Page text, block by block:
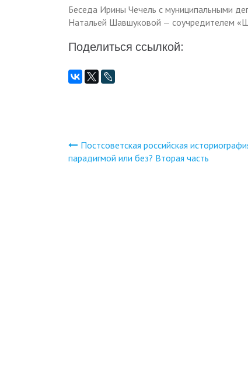
Беседа Ирины Чечель с муниципальными
Натальей Шавшуковой — соучредителем
Поделиться ссылкой:
Навигация
Постсоветская российская
парадигмой или без? Вторая часть